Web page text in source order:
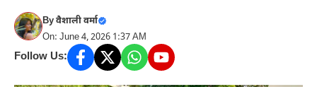
Byवैशाली वर्मा
On: June 4, 2026 1:37 AM
Follow Us: